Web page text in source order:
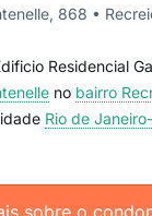
868 •
Residencial
no bairro
Rio de
sobre o